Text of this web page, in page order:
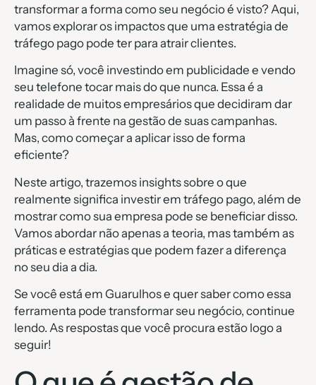
transformar a forma como seu negócio é visto? Aqui,
vamos explorar os impactos que uma estratégia de
tráfego pago pode ter para atrair clientes.
Imagine só, você investindo em publicidade e vendo
seu telefone tocar mais do que nunca. Essa é a
realidade de muitos empresários que decidiram dar
um passo à frente na gestão de suas campanhas.
Mas, como começar a aplicar isso de forma
eficiente?
Neste artigo, trazemos insights sobre o que
realmente significa investir em tráfego pago, além de
mostrar como sua empresa pode se beneficiar disso.
Vamos abordar não apenas a teoria, mas também as
práticas e estratégias que podem fazer a diferença
no seu dia a dia.
Se você está em Guarulhos e quer saber como essa
ferramenta pode transformar seu negócio, continue
lendo. As respostas que você procura estão logo a
seguir!